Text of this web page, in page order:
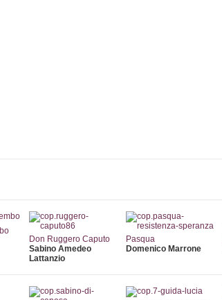
Don Ruggero Caputo
Sabino Amedeo
Lattanzio
Pasqua
Domenico Marrone